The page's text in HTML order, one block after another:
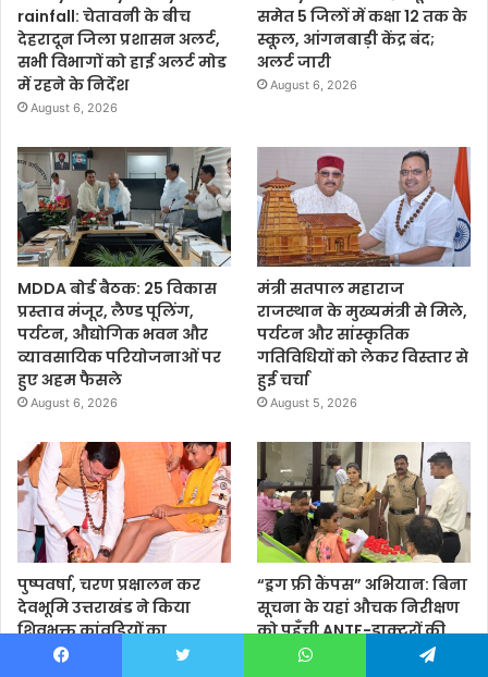
rainfall: चेतावनी के बीच
देहरादून जिला प्रशासन अलर्ट,
सभी विभागों को हाई अलर्ट मोड
में रहने के निर्देश
August 6, 2026
समेत 5 जिलों में कक्षा 12 तक के
स्कूल, आंगनबाड़ी केंद्र बंद;
अलर्ट जारी
August 6, 2026
MDDA बोर्ड बैठक: 25 विकास
प्रस्ताव मंजूर, लैण्ड पूलिंग,
पर्यटन, औद्योगिक भवन और
व्यावसायिक परियोजनाओं पर
हुए अहम फैसले
August 6, 2026
मंत्री सतपाल महाराज
राजस्थान के मुख्यमंत्री से मिले,
पर्यटन और सांस्कृतिक
गतिविधियों को लेकर विस्तार से
हुई चर्चा
August 5, 2026
पुष्पवर्षा, चरण प्रक्षालन कर
देवभूमि उत्तराखंड ने किया
शिवभक्त कांवड़ियों का
अभिनंदन, श्रद्धालुओं को CM
“ड्रग फ्री कैंपस” अभियान: बिना
सूचना के यहां औचक निरीक्षण
को पहुँची ANTF-डाक्टरों की
टीमें, 100 छात्र-छात्राओं का